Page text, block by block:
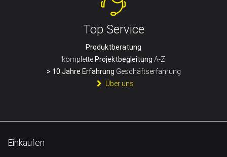
Top Service
Produktberatung
komplette Projektbegleitung A-Z
> 10 Jahre Erfahrung Geschäftserfahrung
Über uns
Einkaufen